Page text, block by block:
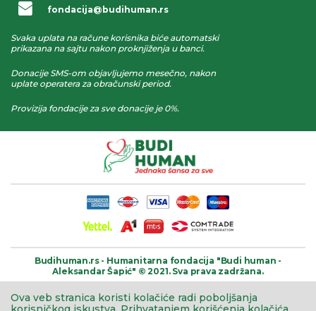
fondacija@budihuman.rs
Svaka uplata na račune korisnika biće automatski
prikazana na sajtu nakon proknjiženja u banci.
Donacije SMS-om objavljujemo mesečno, nakon
uplate operatera za obračunski period.
Provizija fondacije za sve donacije je 0%.
Budihuman.rs - Humanitarna fondacija "Budi human -
Aleksandar Šapić" © 2021. Sva prava zadržana.
Ova veb stranica koristi kolačiće radi poboljšanja